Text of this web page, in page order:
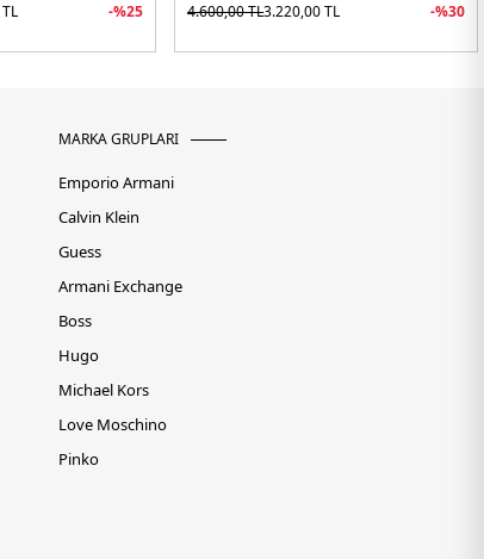
TL -%25
4.600,00TL3.220,00TL -%30
MARKA GRUPLARI
Emporio Armani
Calvin Klein
Guess
Armani Exchange
Boss
Hugo
Michael Kors
Love Moschino
Pinko